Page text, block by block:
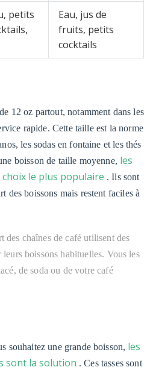
petits
Eau, jus de
fruits, petits
cocktails
12 oz partout, notamment dans les
rapide. Cette taille est la norme
les sodas en fontaine et les thés
boisson de taille moyenne, les
le plus populaire . Ils sont
des boissons mais restent faciles à
des chaînes de café utilisent des
leurs boissons habituelles. Vous les
de soda ou de votre café
souhaitez une grande boisson, les
sont la solution . Ces tasses sont